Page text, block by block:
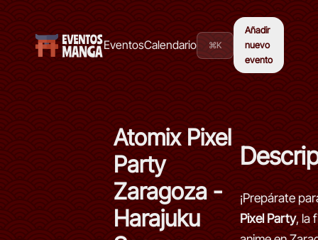
EventosCalendario ⌘K
Añadir
nuevo
evento
Atomix Pixel
Party
Zaragoza -
Harajuku
¡Prepárate
Pixel Party, la